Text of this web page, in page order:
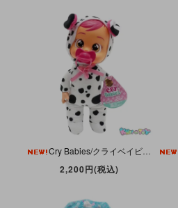
Cry Babies/クライベイビーズ・Tiny Cuddles/タイニーキャドルズ・Dotty/ドッティ・Dalmatian/ダルメシアン(イヌ)・Doll/ドール・IMC Toys
2,200円(税込)